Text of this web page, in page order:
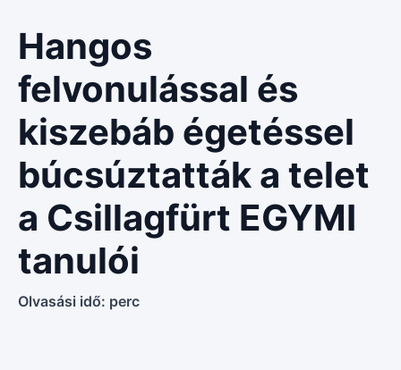
Hangos
felvonulással és
kiszebáb égetéssel
búcsúztatták a telet
a Csillagfürt EGYMI
tanulói
Olvasási idő: perc